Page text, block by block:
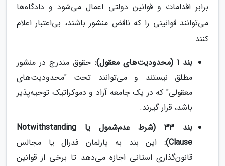
برابر اقدامات و قوانین دولتی اعمال می‌شود و دادگاه‌ها
می‌توانند قوانینی را که ناقض منشور باشند، بی‌اعتبار اعلام
کنند.
بند 1 (محدودیت‌های معقول):
حقوق مندرج در منشور
مطلق نیستند و می‌توانند تحت "محدودیت‌های
معقولی" که در یک جامعه آزاد و دموکراتیک توجیه‌پذیر
باشد، قرار گیرند.
بند 33 (شرط عدم‌شمول یا Notwithstanding
Clause):
این بند به پارلمان فدرال یا مجالس
قانون‌گذاری استانی اجازه می‌دهد تا برخی از قوانین